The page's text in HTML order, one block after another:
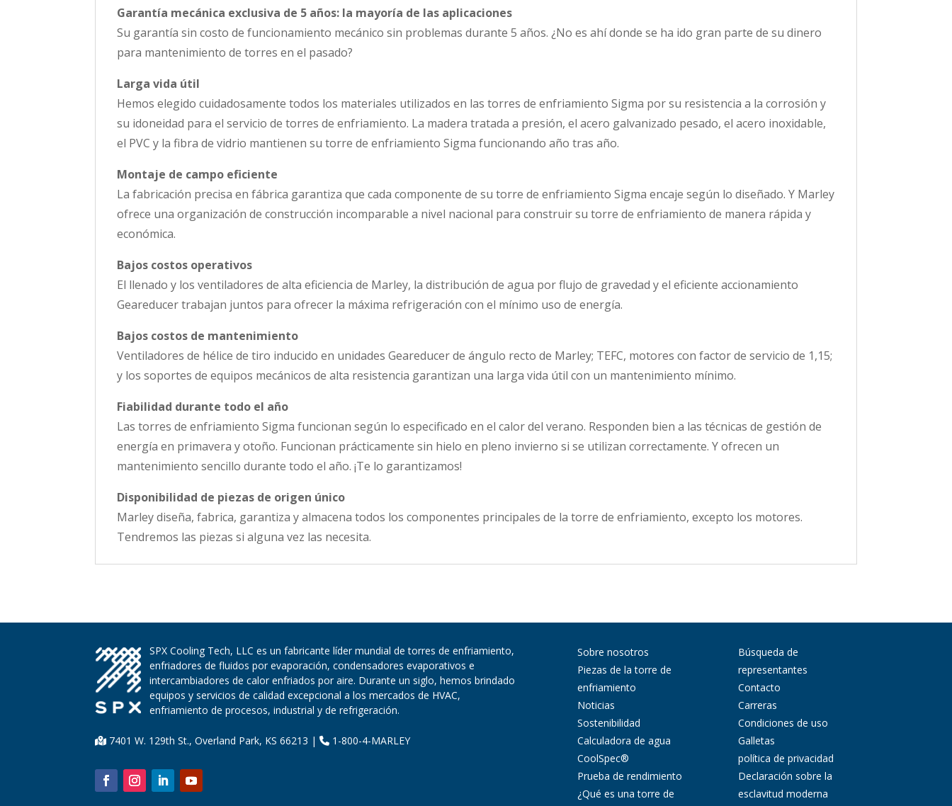
Garantía mecánica exclusiva de 5 años: la mayoría de las aplicaciones
Su garantía sin costo de funcionamiento mecánico sin problemas durante 5 años. ¿No es ahí donde se ha ido gran parte de su dinero
para mantenimiento de torres en el pasado?
Larga vida útil
Hemos elegido cuidadosamente todos los materiales utilizados en las torres de enfriamiento Sigma por su resistencia a la corrosión y
su idoneidad para el servicio de torres de enfriamiento. La madera tratada a presión, el acero galvanizado pesado, el acero inoxidable,
el PVC y la fibra de vidrio mantienen su torre de enfriamiento Sigma funcionando año tras año.
Montaje de campo eficiente
La fabricación precisa en fábrica garantiza que cada componente de su torre de enfriamiento Sigma encaje según lo diseñado. Y Marley
ofrece una organización de construcción incomparable a nivel nacional para construir su torre de enfriamiento de manera rápida y
económica.
Bajos costos operativos
El llenado y los ventiladores de alta eficiencia de Marley, la distribución de agua por flujo de gravedad y el eficiente accionamiento
Geareducer trabajan juntos para ofrecer la máxima refrigeración con el mínimo uso de energía.
Bajos costos de mantenimiento
Ventiladores de hélice de tiro inducido en unidades Geareducer de ángulo recto de Marley; TEFC, motores con factor de servicio de 1,15;
y los soportes de equipos mecánicos de alta resistencia garantizan una larga vida útil con un mantenimiento mínimo.
Fiabilidad durante todo el año
Las torres de enfriamiento Sigma funcionan según lo especificado en el calor del verano. Responden bien a las técnicas de gestión de
energía en primavera y otoño. Funcionan prácticamente sin hielo en pleno invierno si se utilizan correctamente. Y ofrecen un
mantenimiento sencillo durante todo el año. ¡Te lo garantizamos!
Disponibilidad de piezas de origen único
Marley diseña, fabrica, garantiza y almacena todos los componentes principales de la torre de enfriamiento, excepto los motores.
Tendremos las piezas si alguna vez las necesita.
SPX Cooling Tech, LLC es un fabricante líder mundial de torres de enfriamiento,
enfriadores de fluidos por evaporación, condensadores evaporativos e
intercambiadores de calor enfriados por aire. Durante un siglo, hemos brindado
equipos y servicios de calidad excepcional a los mercados de HVAC,
enfriamiento de procesos, industrial y de refrigeración.
7401 W. 129th St., Overland Park, KS 66213 | 1-800-4-MARLEY
Sobre nosotros
Piezas de la torre de
enfriamiento
Noticias
Sostenibilidad
Calculadora de agua
CoolSpec®
Prueba de rendimiento
¿Qué es una torre de
Búsqueda de
representantes
Contacto
Carreras
Condiciones de uso
Galletas
política de privacidad
Declaración sobre la
esclavitud moderna